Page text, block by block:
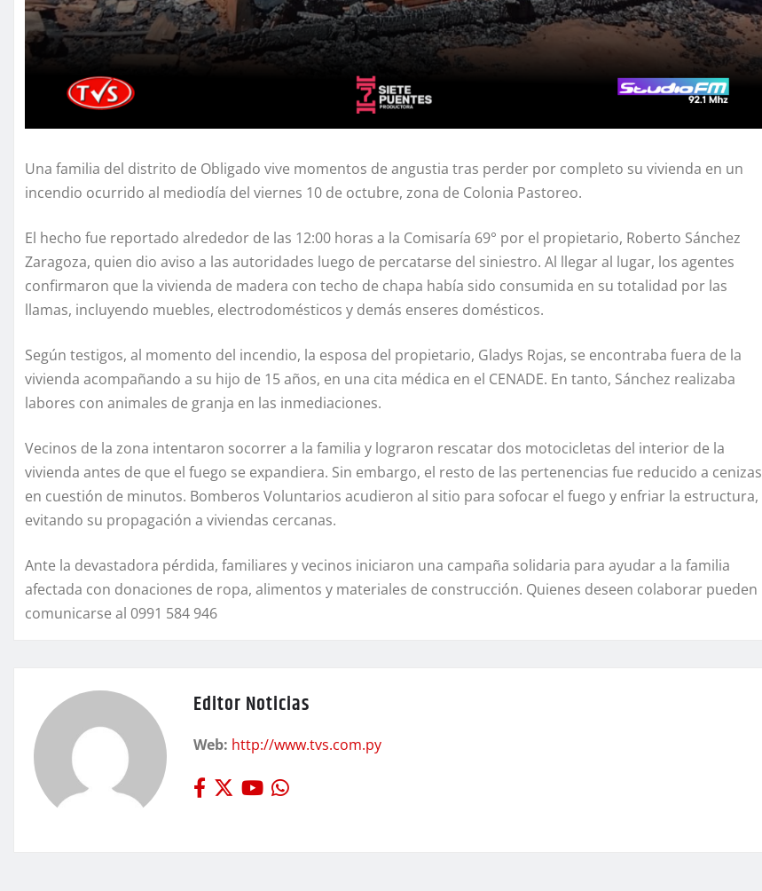
Una familia del distrito de Obligado vive momentos de angustia tras perder por completo su vivienda en un
incendio ocurrido al mediodía del viernes 10 de octubre, zona de Colonia Pastoreo.
El hecho fue reportado alrededor de las 12:00 horas a la Comisaría 69° por el propietario, Roberto Sánchez
Zaragoza, quien dio aviso a las autoridades luego de percatarse del siniestro. Al llegar al lugar, los agentes
confirmaron que la vivienda de madera con techo de chapa había sido consumida en su totalidad por las
llamas, incluyendo muebles, electrodomésticos y demás enseres domésticos.
Según testigos, al momento del incendio, la esposa del propietario, Gladys Rojas, se encontraba fuera de la
vivienda acompañando a su hijo de 15 años, en una cita médica en el CENADE. En tanto, Sánchez realizaba
labores con animales de granja en las inmediaciones.
Vecinos de la zona intentaron socorrer a la familia y lograron rescatar dos motocicletas del interior de la
vivienda antes de que el fuego se expandiera. Sin embargo, el resto de las pertenencias fue reducido a cenizas
en cuestión de minutos. Bomberos Voluntarios acudieron al sitio para sofocar el fuego y enfriar la estructura,
evitando su propagación a viviendas cercanas.
Ante la devastadora pérdida, familiares y vecinos iniciaron una campaña solidaria para ayudar a la familia
afectada con donaciones de ropa, alimentos y materiales de construcción. Quienes deseen colaborar pueden
comunicarse al 0991 584 946
Editor Noticias
Web: http://www.tvs.com.py